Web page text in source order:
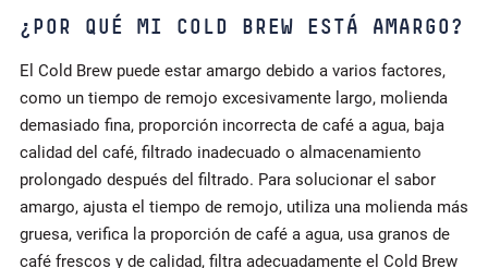
¿POR QUÉ MI COLD BREW ESTÁ AMARGO?
El Cold Brew puede estar amargo debido a varios factores,
como un tiempo de remojo excesivamente largo, molienda
demasiado fina, proporción incorrecta de café a agua, baja
calidad del café, filtrado inadecuado o almacenamiento
prolongado después del filtrado. Para solucionar el sabor
amargo, ajusta el tiempo de remojo, utiliza una molienda más
gruesa, verifica la proporción de café a agua, usa granos de
café frescos y de calidad, filtra adecuadamente el Cold Brew